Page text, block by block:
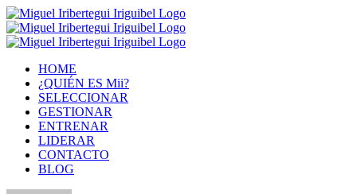
HOME
¿QUIÉN ES Mii?
SELECCIONAR
GESTIONAR
ENTRENAR
LIDERAR
CONTACTO
BLOG